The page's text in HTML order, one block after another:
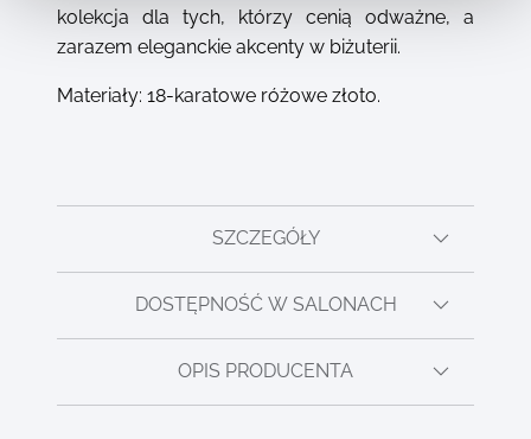
kolekcja dla tych, którzy cenią odważne, a
zarazem eleganckie akcenty w biżuterii.
Materiały: 18-karatowe różowe złoto.
SZCZEGÓŁY
DOSTĘPNOŚĆ W SALONACH
OPIS PRODUCENTA